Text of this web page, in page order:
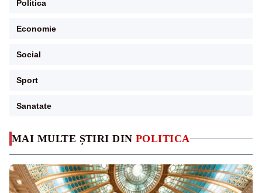
MAI MULTE ȘTIRI DIN POLITICA
Politica
Economie
Social
Sport
Sanatate